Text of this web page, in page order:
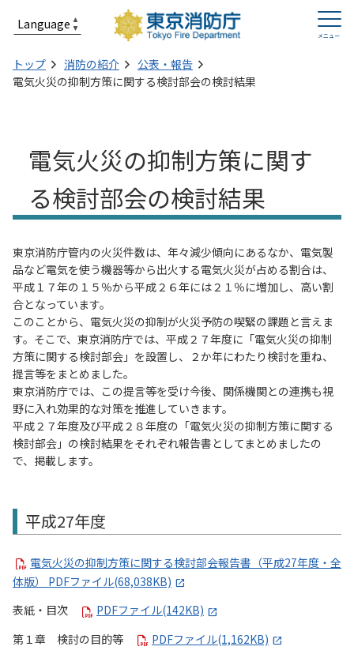
トップ 消防の紹介
公表・報告
電気火災の抑制方策に関する検討部会の検討結果
電気火災の抑制方策に関す
る検討部会の検討結果
東京消防庁管内の火災件数は、年々減少傾向にあるなか、電気製
品など電気を使う機器等から出火する電気火災が占める割合は、
平成１７年の１５％から平成２６年には２１％に増加し、高い割
合となっています。
このことから、電気火災の抑制が火災予防の喫緊の課題と言えま
す。そこで、東京消防庁では、平成２７年度に「電気火災の抑制
方策に関する検討部会」を設置し、２か年にわたり検討を重ね、
提言等をまとめました。
東京消防庁では、この提言等を受け今後、関係機関との連携も視
野に入れ効果的な対策を推進していきます。
平成２７年度及び平成２８年度の「電気火災の抑制方策に関する
検討部会」の検討結果をそれぞれ報告書としてまとめましたの
で、掲載します。
平成27年度
電気火災の抑制方策に関する検討部会報告書（平成27年度・全
体版） PDFファイル(68,038KB)
表紙・目次
PDFファイル(142KB)
第１章 検討の目的等
PDFファイル(1,162KB)